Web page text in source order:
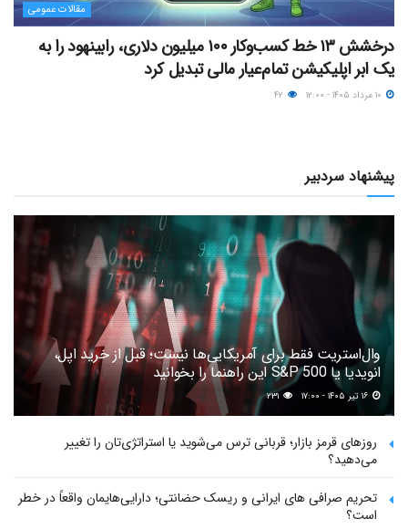
مقالات عمومی
درخشش ۱۳ خط کسب‌وکار ۱۰۰ میلیون دلاری، رابینهود را به
یک ابر اپلیکیشن تمام‌عیار مالی تبدیل کرد
پیشنهاد سردبیر
وال‌استریت فقط برای آمریکایی‌ها نیست؛ قبل از خرید اپل،
انویدیا یا S&P 500 این راهنما را بخوانید
۲۳۱
روزهای قرمز بازار؛ قربانی ترس می‌شوید یا استراتژی‌تان را تغییر
می‌دهید؟
تحریم صرافی های ایرانی و ریسک حضانتی؛ دارایی‌هایمان واقعاً در خطر
است؟